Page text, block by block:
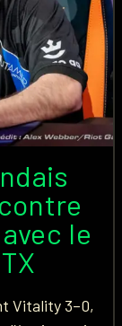
le
Vitality 3–0,